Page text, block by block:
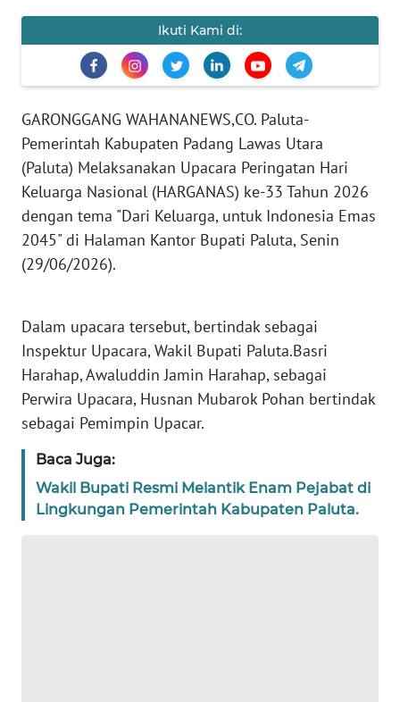
Ikuti Kami di:
GARONGGANG WAHANANEWS,CO. Paluta-
Pemerintah Kabupaten Padang Lawas Utara
(Paluta) Melaksanakan Upacara Peringatan Hari
Keluarga Nasional (HARGANAS) ke-33 Tahun 2026
dengan tema "Dari Keluarga, untuk Indonesia Emas
2045" di Halaman Kantor Bupati Paluta, Senin
(29/06/2026).⁣
Dalam upacara tersebut, bertindak sebagai
Inspektur Upacara, Wakil Bupati Paluta.Basri
Harahap, Awaluddin Jamin Harahap, sebagai
Perwira Upacara, Husnan Mubarok Pohan bertindak
sebagai Pemimpin Upacar.⁣
Baca Juga:
Wakil Bupati Resmi Melantik Enam Pejabat di
Lingkungan Pemerintah Kabupaten Paluta.
KARIR
DISCLAIMER
Wahana
News
Regional
JAKARTA
WN
WN
BANTEN